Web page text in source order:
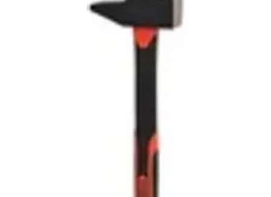
Choisir un serrurier
Sécurité